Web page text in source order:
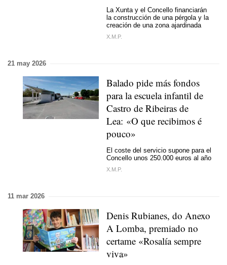
La Xunta y el Concello financiarán
la construcción de una pérgola y la
creación de una zona ajardinada
X.M.P.
21 may 2026
Balado pide más fondos
para la escuela infantil de
Castro de Ribeiras de
Lea: «O que recibimos é
pouco»
El coste del servicio supone para el
Concello unos 250.000 euros al año
X.M.P.
11 mar 2026
Denis Rubianes, do Anexo
A Lomba, premiado no
certame «Rosalía sempre
viva»